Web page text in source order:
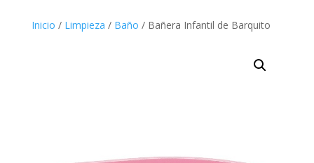
Inicio / Limpieza / Baño / Bañera Infantil de Barquito